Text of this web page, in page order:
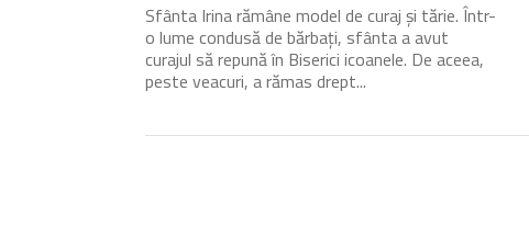
Sfânta Irina rămâne model de curaj și tărie. Într-
o lume condusă de bărbați, sfânta a avut
curajul să repună în Biserici icoanele. De aceea,
peste veacuri, a rămas drept...